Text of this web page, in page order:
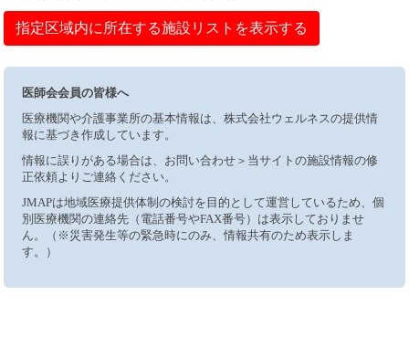
指定区域内に所在する施設リストを表示する
医師会会員の皆様へ
医療機関や介護事業所の基本情報は、株式会社ウェルネスの提供情
報に基づき作成しています。
情報に誤りがある場合は、お問い合わせ＞当サイトの施設情報の修
正依頼よりご連絡ください。
JMAPは地域医療提供体制の検討を目的として運営しているため、個
別医療機関の連絡先（電話番号やFAX番号）は表示しておりませ
ん。（※災害発生等の緊急時にのみ、情報共有のため表示しま
す。）